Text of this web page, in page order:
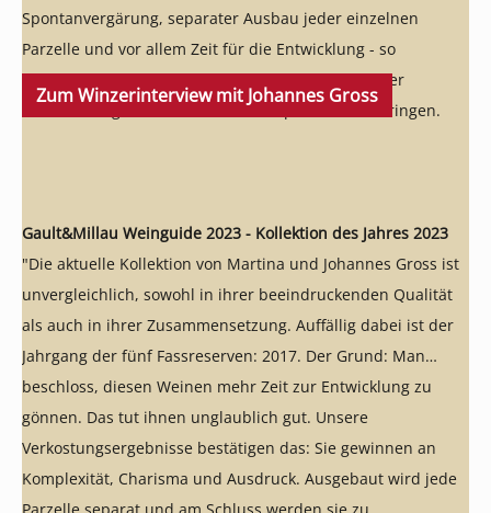
Spontanvergärung, separater Ausbau jeder einzelnen
Parzelle und vor allem Zeit für die Entwicklung - so
entstehen Weine, die die einzigartige Typizität ihrer
Herkunft zeigen und enormes Reifepotential mitbringen.
Zum Winzerinterview mit Johannes Gross
Gault&Millau Weinguide 2023 - Kollektion des Jahres 2023
"Die aktuelle Kollektion von Martina und Johannes Gross ist
unvergleichlich, sowohl in ihrer beeindruckenden Qualität
als auch in ihrer Zusammensetzung. Auffällig dabei ist der
Jahrgang der fünf Fassreserven: 2017. Der Grund: Man
beschloss, diesen Weinen mehr Zeit zur Entwicklung zu
gönnen. Das tut ihnen unglaublich gut. Unsere
Verkostungsergebnisse bestätigen das: Sie gewinnen an
Komplexität, Charisma und Ausdruck. Ausgebaut wird jede